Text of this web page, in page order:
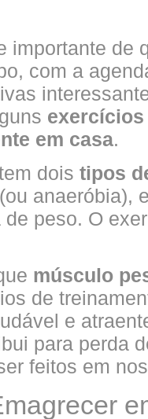
importante de
com a
exercícios
em casa.
dois tipos
anaeróbia),
peso. O
músculo
de
e
para perda
feitos em